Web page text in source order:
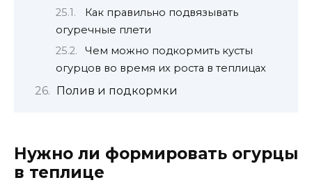
Как правильно подвязывать
огуречные плети
Чем можно подкормить кусты
огурцов во время их роста в теплицах
Полив и подкормки
Нужно ли формировать огурцы
в теплице